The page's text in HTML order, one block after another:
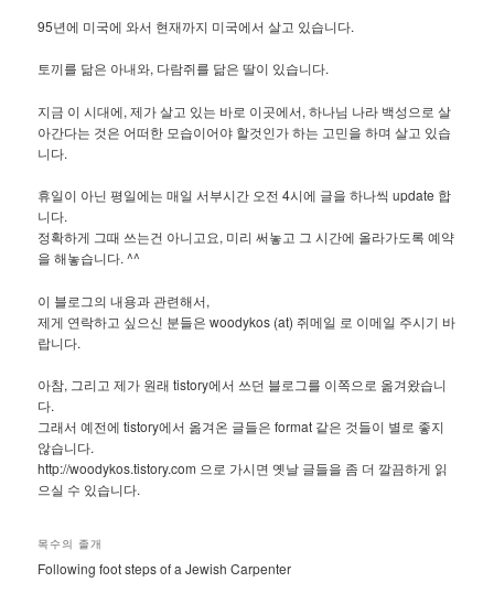
95년에 미국에 와서 현재까지 미국에서 살고 있습니다.
토끼를 닮은 아내와, 다람쥐를 닮은 딸이 있습니다.
지금 이 시대에, 제가 살고 있는 바로 이곳에서, 하나님 나라 백성으로 살
아간다는 것은 어떠한 모습이어야 할것인가 하는 고민을 하며 살고 있습
니다.
휴일이 아닌 평일에는 매일 서부시간 오전 4시에 글을 하나씩 update 합
니다.
정확하게 그때 쓰는건 아니고요, 미리 써놓고 그 시간에 올라가도록 예약
을 해놓습니다. ^^
이 블로그의 내용과 관련해서,
제게 연락하고 싶으신 분들은 woodykos (at) 쥐메일 로 이메일 주시기 바
랍니다.
아참, 그리고 제가 원래 tistory에서 쓰던 블로그를 이쪽으로 옮겨왔습니
다.
그래서 예전에 tistory에서 옮겨온 글들은 format 같은 것들이 별로 좋지
않습니다.
http://woodykos.tistory.com 으로 가시면 옛날 글들을 좀 더 깔끔하게 읽
으실 수 있습니다.
목수의 졸개
Following foot steps of a Jewish Carpenter